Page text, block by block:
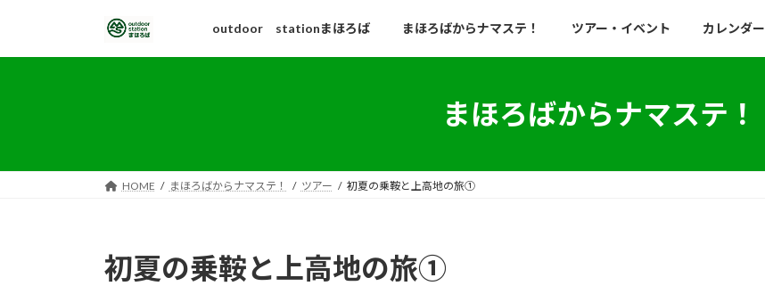
テ
ゲ
outdoor stationまほろば まほろばからナマステ！ ツアー・イベント カレンダー
まほろばからナマステ！
HOME まほろばからナマステ！ ツアー 初夏の乗鞍と上高地の旅①
初夏の乗鞍と上高地の旅①